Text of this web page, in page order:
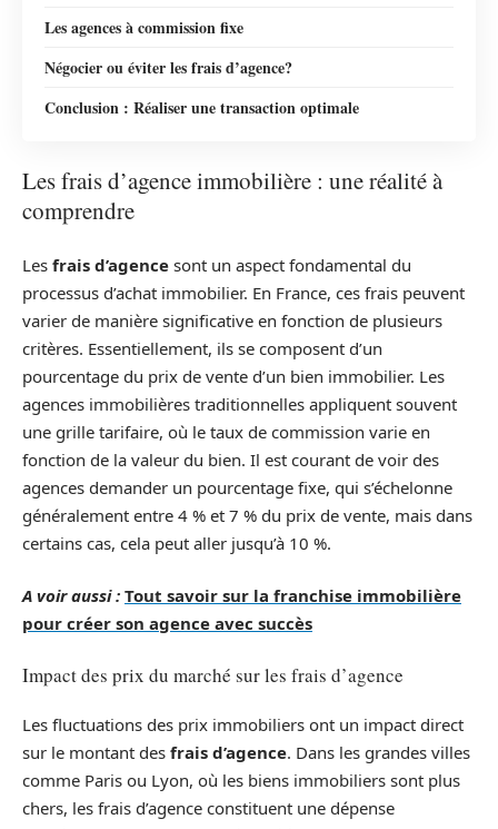
Les agences à commission fixe
Négocier ou éviter les frais d’agence?
Conclusion : Réaliser une transaction optimale
Les frais d’agence immobilière : une réalité à
comprendre
Les frais d’agence sont un aspect fondamental du
processus d’achat immobilier. En France, ces frais peuvent
varier de manière significative en fonction de plusieurs
critères. Essentiellement, ils se composent d’un
pourcentage du prix de vente d’un bien immobilier. Les
agences immobilières traditionnelles appliquent souvent
une grille tarifaire, où le taux de commission varie en
fonction de la valeur du bien. Il est courant de voir des
agences demander un pourcentage fixe, qui s’échelonne
généralement entre 4 % et 7 % du prix de vente, mais dans
certains cas, cela peut aller jusqu’à 10 %.
A voir aussi : Tout savoir sur la franchise immobilière
pour créer son agence avec succès
Impact des prix du marché sur les frais d’agence
Les fluctuations des prix immobiliers ont un impact direct
sur le montant des frais d’agence. Dans les grandes villes
comme Paris ou Lyon, où les biens immobiliers sont plus
chers, les frais d’agence constituent une dépense